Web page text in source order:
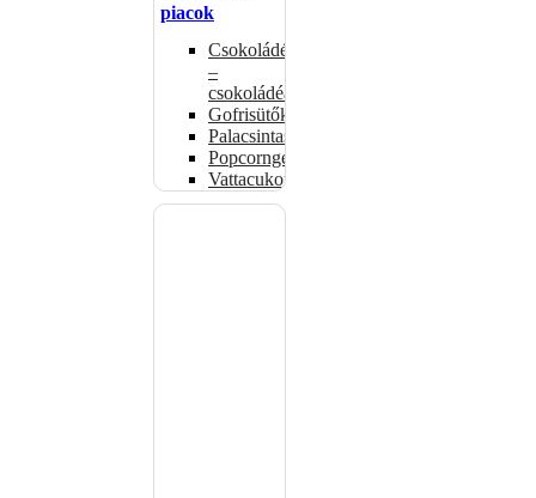
piacok
Csokoládémelegítők
–
csokoládéadagolók
Gofrisütők
Palacsintasütők
Popcorngépek
Vattacukorgép